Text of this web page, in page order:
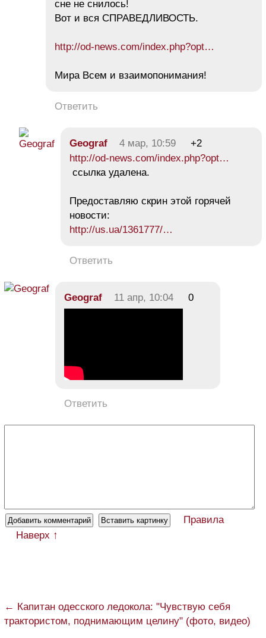
сне не снилось!
Вот и вся СПРАВЕДЛИВОСТЬ.
http://od-news.com/index.php?opt…
Мира Всем и взаимопонимания!
Ответить
Geograf 4 мар, 10:59
+2
http://od-news.com/index.php?opt…
ссылка удалена.
Предоставляю скрин этой горячей
новости:
http://us.ua/1361777/…
Ответить
Geograf 11 апр, 10:04 0
Ответить
Правила
Наверх ↑
← Капитан одесского ледокола: "Чувствую себя
трактористом, поднимающим целину" (фото, видео)